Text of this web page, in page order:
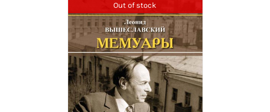
Out of stock